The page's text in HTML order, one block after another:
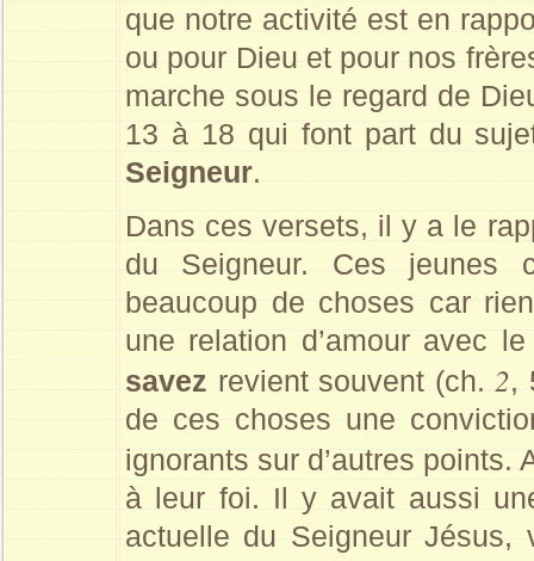
que notre activité est en
ou pour Dieu et pour nos
marche sous le regard de
13 à 18 qui font part du
Seigneur.
Dans ces versets, il y a le
du Seigneur. Ces jeunes
beaucoup de choses car
une relation d’amour avec
savez revient souvent (ch. 2,
de ces choses une
ignorants sur d’autres points.
à leur foi. Il y avait aussi
actuelle du Seigneur Jésus,